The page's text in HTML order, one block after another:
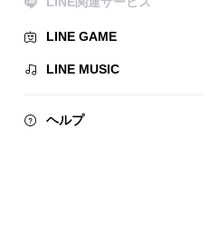
LINE GAME
LINE MUSIC
ヘルプ